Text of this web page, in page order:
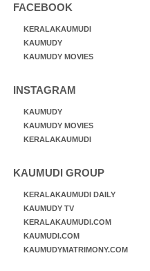
FACEBOOK
KERALAKAUMUDI
KAUMUDY
KAUMUDY MOVIES
INSTAGRAM
KAUMUDY
KAUMUDY MOVIES
KERALAKAUMUDI
KAUMUDI GROUP
KERALAKAUMUDI DAILY
KAUMUDY TV
KERALAKAUMUDI.COM
KAUMUDI.COM
KAUMUDYMATRIMONY.COM